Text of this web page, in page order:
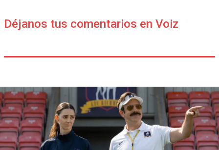
Déjanos tus comentarios en Voiz